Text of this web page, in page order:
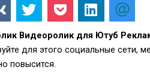
Видеоролик для Ютуб
для этого социальные сети,
повысится.